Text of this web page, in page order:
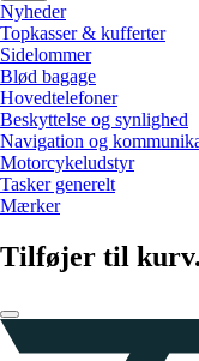
Nyheder
Topkasser & kufferter
Sidelommer
Blød bagage
Hovedtelefoner
Beskyttelse og synlighed
Navigation og
Motorcykeludstyr
Tasker generelt
Mærker
Tilføjer til